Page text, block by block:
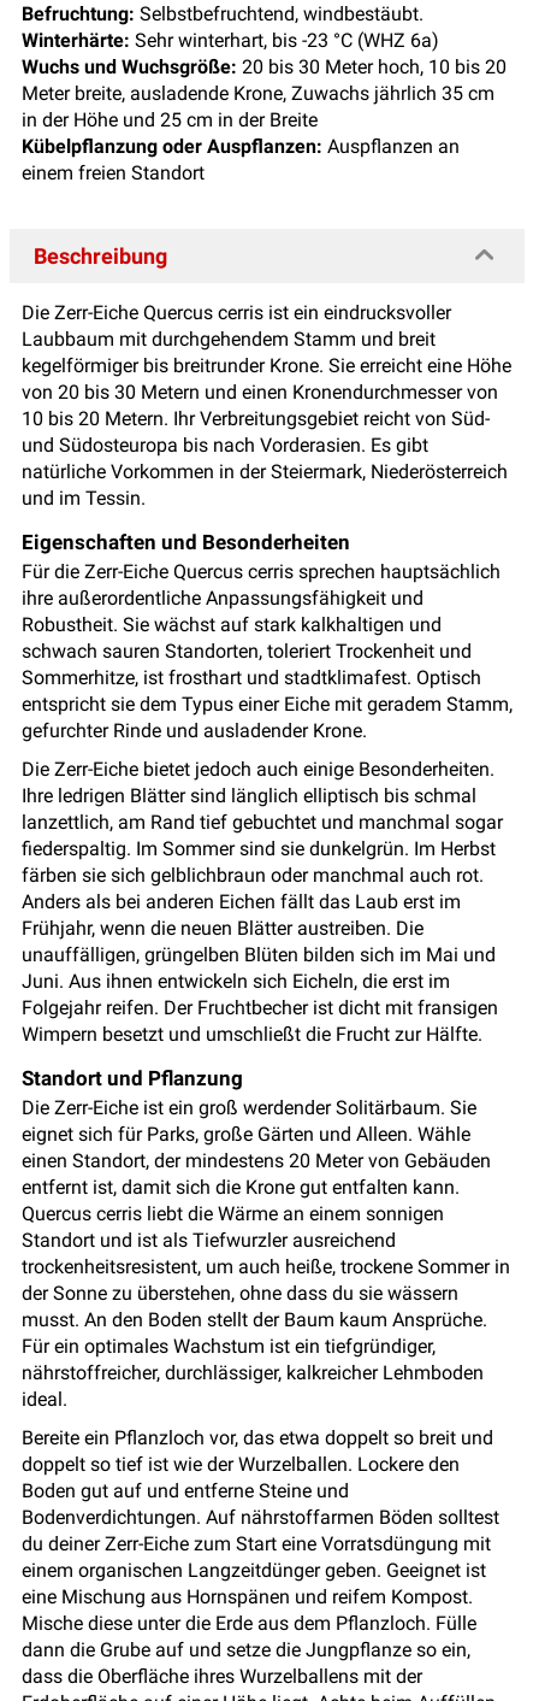
Befruchtung: Selbstbefruchtend, windbestäubt.
Winterhärte: Sehr winterhart, bis -23 °C (WHZ 6a)
Wuchs und Wuchsgröße: 20 bis 30 Meter hoch, 10 bis 20
Meter breite, ausladende Krone, Zuwachs jährlich 35 cm
in der Höhe und 25 cm in der Breite
Kübelpflanzung oder Auspflanzen: Auspflanzen an
einem freien Standort
Beschreibung
Die Zerr-Eiche Quercus cerris ist ein eindrucksvoller
Laubbaum mit durchgehendem Stamm und breit
kegelförmiger bis breitrunder Krone. Sie erreicht eine Höhe
von 20 bis 30 Metern und einen Kronendurchmesser von
10 bis 20 Metern. Ihr Verbreitungsgebiet reicht von Süd-
und Südosteuropa bis nach Vorderasien. Es gibt
natürliche Vorkommen in der Steiermark, Niederösterreich
und im Tessin.
Eigenschaften und Besonderheiten
Für die Zerr-Eiche Quercus cerris sprechen hauptsächlich
ihre außerordentliche Anpassungsfähigkeit und
Robustheit. Sie wächst auf stark kalkhaltigen und
schwach sauren Standorten, toleriert Trockenheit und
Sommerhitze, ist frosthart und stadtklimafest. Optisch
entspricht sie dem Typus einer Eiche mit geradem Stamm,
gefurchter Rinde und ausladender Krone.
Die Zerr-Eiche bietet jedoch auch einige Besonderheiten.
Ihre ledrigen Blätter sind länglich elliptisch bis schmal
lanzettlich, am Rand tief gebuchtet und manchmal sogar
fiederspaltig. Im Sommer sind sie dunkelgrün. Im Herbst
färben sie sich gelblichbraun oder manchmal auch rot.
Anders als bei anderen Eichen fällt das Laub erst im
Frühjahr, wenn die neuen Blätter austreiben. Die
unauffälligen, grüngelben Blüten bilden sich im Mai und
Juni. Aus ihnen entwickeln sich Eicheln, die erst im
Folgejahr reifen. Der Fruchtbecher ist dicht mit fransigen
Wimpern besetzt und umschließt die Frucht zur Hälfte.
Standort und Pflanzung
Die Zerr-Eiche ist ein groß werdender Solitärbaum. Sie
eignet sich für Parks, große Gärten und Alleen. Wähle
einen Standort, der mindestens 20 Meter von Gebäuden
entfernt ist, damit sich die Krone gut entfalten kann.
Quercus cerris liebt die Wärme an einem sonnigen
Standort und ist als Tiefwurzler ausreichend
trockenheitsresistent, um auch heiße, trockene Sommer in
der Sonne zu überstehen, ohne dass du sie wässern
musst. An den Boden stellt der Baum kaum Ansprüche.
Für ein optimales Wachstum ist ein tiefgründiger,
nährstoffreicher, durchlässiger, kalkreicher Lehmboden
ideal.
Bereite ein Pflanzloch vor, das etwa doppelt so breit und
doppelt so tief ist wie der Wurzelballen. Lockere den
Boden gut auf und entferne Steine und
Bodenverdichtungen. Auf nährstoffarmen Böden solltest
du deiner Zerr-Eiche zum Start eine Vorratsdüngung mit
einem organischen Langzeitdünger geben. Geeignet ist
eine Mischung aus Hornspänen und reifem Kompost.
Mische diese unter die Erde aus dem Pflanzloch. Fülle
dann die Grube auf und setze die Jungpflanze so ein,
dass die Oberfläche ihres Wurzelballens mit der